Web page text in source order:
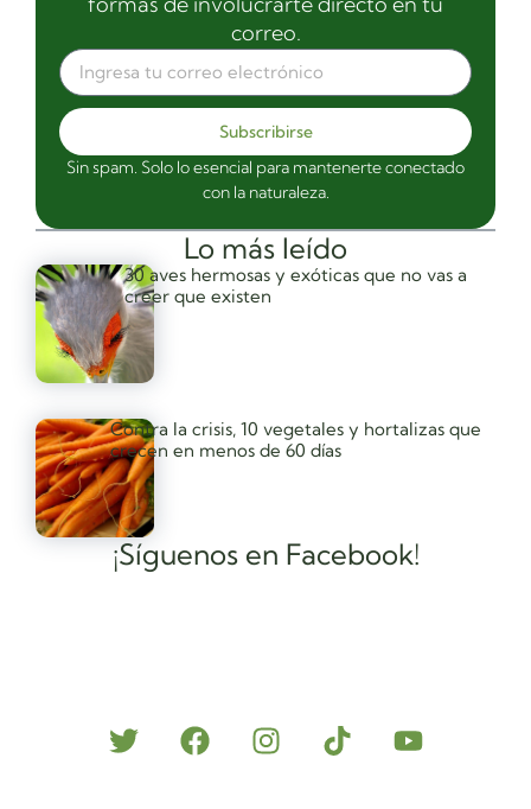
¡Síguenos en Facebook!
Lo más leído
30 aves hermosas y exóticas que no vas a
creer que existen
Contra la crisis, 10 vegetales y hortalizas que
crecen en menos de 60 días
correo.
Subscribirse
Sin spam. Solo lo esencial para mantenerte conectado
con la naturaleza.